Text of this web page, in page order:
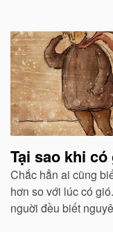
Tại sao khi
Chắc hẳn ai cũng
hơn so với lúc có
nguời đều biết